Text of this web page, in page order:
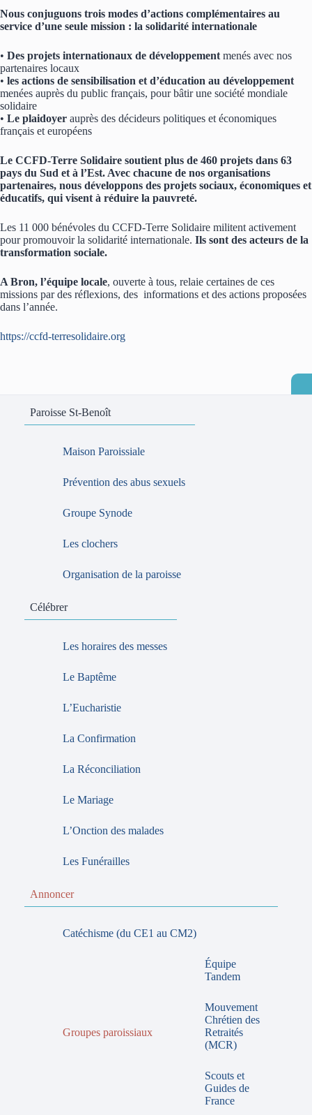
Nous conjuguons trois modes d’actions complémentaires au
service d’une seule mission : la solidarité internationale
• Des projets internationaux de développement menés avec nos
partenaires locaux
• les actions de sensibilisation et d’éducation au développement
menées auprès du public français, pour bâtir une société mondiale
solidaire
• Le plaidoyer auprès des décideurs politiques et économiques
français et européens
Le CCFD-Terre Solidaire soutient plus de 460 projets dans 63
pays du Sud et à l’Est. Avec chacune de nos organisations
partenaires, nous développons des projets sociaux, économiques et
éducatifs, qui visent à réduire la pauvreté.
Les 11 000 bénévoles du CCFD-Terre Solidaire militent activement
pour promouvoir la solidarité internationale. Ils sont des acteurs de la
transformation sociale.
A Bron, l’équipe locale, ouverte à tous, relaie certaines de ces
missions par des réflexions, des informations et des actions proposées
dans l’année.
https://ccfd-terresolidaire.org
Paroisse St-Benoît
Maison Paroissiale
Prévention des abus sexuels
Groupe Synode
Les clochers
Organisation de la paroisse
Célébrer
Les horaires des messes
Le Baptême
L’Eucharistie
La Confirmation
La Réconciliation
Le Mariage
L’Onction des malades
Les Funérailles
Annoncer
Catéchisme (du CE1 au CM2)
Groupes paroissiaux
Équipe
Tandem
Mouvement
Chrétien des
Retraités
(MCR)
Scouts et
Guides de
France